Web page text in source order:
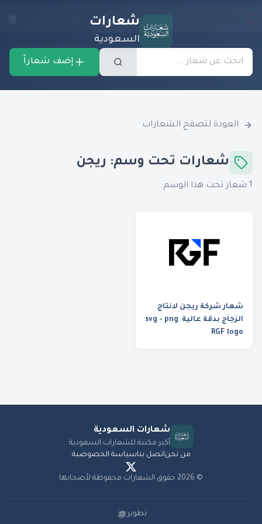
شعارات
السعودية
إضف شعاراً
العودة لتصفح الشعارات
شعارات تحت وسم: ريجن
1 شعار تحت هذا الوسم
شعار شركة ريجن لانتاج
الزجاج بدقة عالية svg - png
RGF logo
شعارات السعودية
أكبر مكتبة للشعارات السعودية
من نحناتصل بناسياسة الخصوصية
©
2026 حقوق الشعارات محفوظة لأصحابها
تطوير